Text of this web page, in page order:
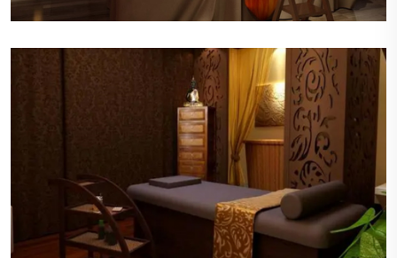
每个桑拿房和按摩室都设计有良好的私密性，确保
顾客在享受服务时不会被打扰，保障了顾客的隐